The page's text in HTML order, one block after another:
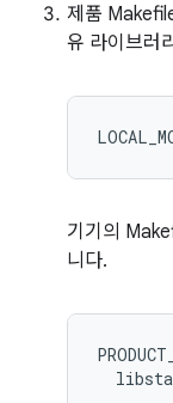
제품
유 라이브러
기기의
니다.